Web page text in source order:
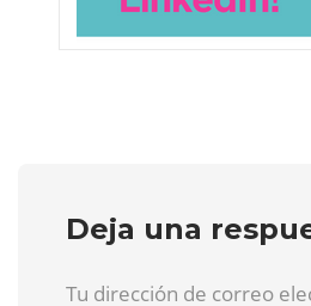
Deja una
Tu dirección de correo